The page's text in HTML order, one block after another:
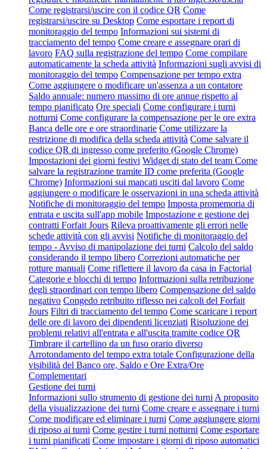
Come registrarsi/uscire con il codice QR Come
registrarsi/uscire su Desktop Come esportare i report di
monitoraggio del tempo Informazioni sui sistemi di
tracciamento del tempo Come creare e assegnare orari di
lavoro FAQ sulla registrazione del tempo Come compilare
automaticamente la scheda attività Informazioni sugli avvisi di
monitoraggio del tempo Compensazione per tempo extra
Come aggiungere o modificare un'assenza a un contatore
Saldo annuale: numero massimo di ore annue rispetto al
tempo pianificato Ore speciali Come configurare i turni
notturni Come configurare la compensazione per le ore extra
Banca delle ore e ore straordinarie Come utilizzare la
restrizione di modifica della scheda attività Come salvare il
codice QR di ingresso come preferito (Google Chrome)
Impostazioni dei giorni festivi Widget di stato del team Come
salvare la registrazione tramite ID come preferita (Google
Chrome) Informazioni sui mancati usciti dal lavoro Come
aggiungere o modificare le osservazioni in una scheda attività
Notifiche di monitoraggio del tempo Imposta promemoria di
entrata e uscita sull'app mobile Impostazione e gestione dei
contratti Forfait Jours Rileva proattivamente gli errori nelle
schede attività con gli avvisi Notifiche di monitoraggio del
tempo - Avviso di manipolazione dei turni Calcolo del saldo
considerando il tempo libero Correzioni automatiche per
rotture manuali Come riflettere il lavoro da casa in Factorial
Categorie e blocchi di tempo Informazioni sulla retribuzione
degli straordinari con tempo libero Compensazione del saldo
negativo Congedo retribuito riflesso nei calcoli del Forfait
Jours Filtri di tracciamento del tempo Come scaricare i report
delle ore di lavoro dei dipendenti licenziati Risoluzione dei
problemi relativi all'entrata e all'uscita tramite codice QR
Timbrare il cartellino da un fuso orario diverso
Arrotondamento del tempo extra totale Configurazione della
visibilità del Banco ore, Saldo e Ore Extra/Ore
Complementari
Gestione dei turni
Informazioni sullo strumento di gestione dei turni A proposito
della visualizzazione dei turni Come creare e assegnare i turni
Come modificare ed eliminare i turni Come aggiungere giorni
di riposo ai turni Come gestire i turni notturni Come esportare
i turni pianificati Come impostare i giorni di riposo automatici